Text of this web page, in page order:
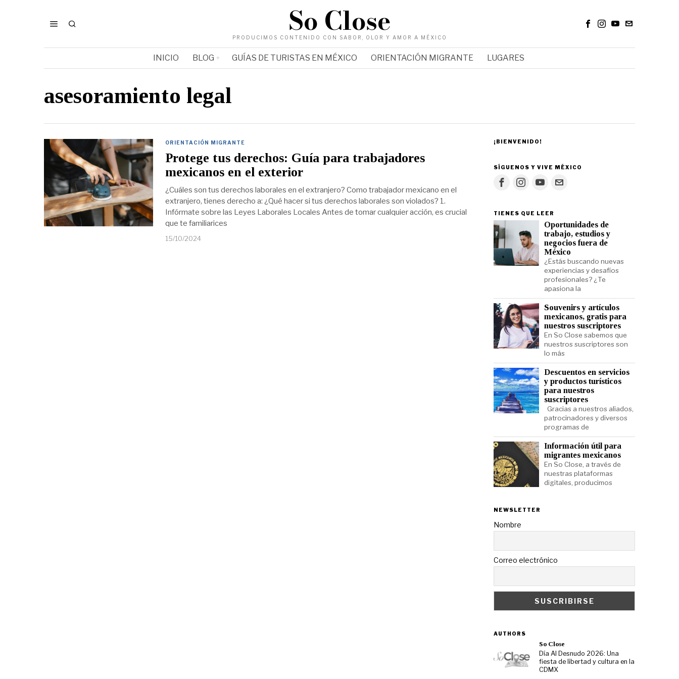
So Close
PRODUCIMOS CONTENIDO CON SABOR, OLOR Y AMOR A MÉXICO
INICIO BLOG GUÍAS DE TURISTAS EN MÉXICO ORIENTACIÓN MIGRANTE LUGARES
asesoramiento legal
ORIENTACIÓN MIGRANTE
Protege tus derechos: Guía para trabajadores
mexicanos en el exterior
¿Cuáles son tus derechos laborales en el extranjero? Como trabajador mexicano en el
extranjero, tienes derecho a: ¿Qué hacer si tus derechos laborales son violados? 1.
Infórmate sobre las Leyes Laborales Locales Antes de tomar cualquier acción, es crucial
que te familiarices
15/10/2024
¡BIENVENIDO!
SÍGUENOS Y VIVE MÉXICO
TIENES QUE LEER
Oportunidades de
trabajo, estudios y
negocios fuera de
México
¿Estás buscando nuevas
experiencias y desafíos
profesionales? ¿Te
apasiona la
Souvenirs y artículos
mexicanos, gratis para
nuestros suscriptores
En So Close sabemos que
nuestros suscriptores son
lo más
Descuentos en servicios
y productos turísticos
para nuestros
suscriptores
Gracias a nuestros aliados,
patrocinadores y diversos
programas de
Información útil para
migrantes mexicanos
En So Close, a través de
nuestras plataformas
digitales, producimos
NEWSLETTER
Nombre
Correo electrónico
AUTHORS
So Close
Día Al Desnudo 2026: Una
fiesta de libertad y cultura en la
CDMX